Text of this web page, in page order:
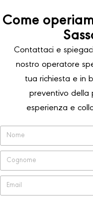
Come
Contattaci e
nostro operatore
tua richiesta e in
preventivo della
esperienza e